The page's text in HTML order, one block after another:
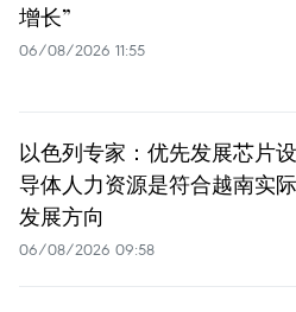
增长”
06/08/2026 11:55
以色列专家：优先发展芯片
导体人力资源是符合越南实
发展方向
06/08/2026 09:58